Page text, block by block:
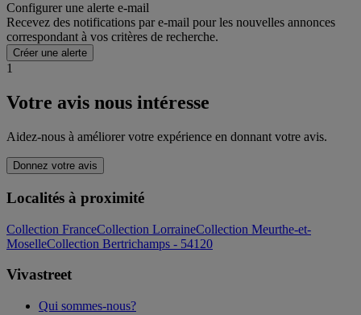
Configurer une alerte e-mail
Recevez des notifications par e-mail pour les nouvelles annonces
correspondant à vos critères de recherche.
Créer une alerte
1
Votre avis nous intéresse
Aidez-nous à améliorer votre expérience en donnant votre avis.
Donnez votre avis
Localités à proximité
Collection FranceCollection LorraineCollection Meurthe-et-
MoselleCollection Bertrichamps - 54120
Vivastreet
Qui sommes-nous?